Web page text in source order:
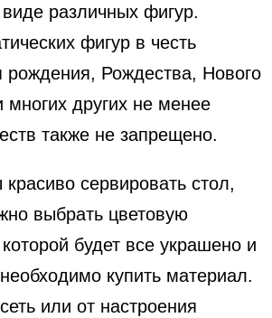
различных фигур.
фигур в честь
рождения, Рождества, Нового
многих других не менее
также не запрещено.
сервировать стол,
выбрать цветовую
будет все украшено и
купить материал.
или от настроения